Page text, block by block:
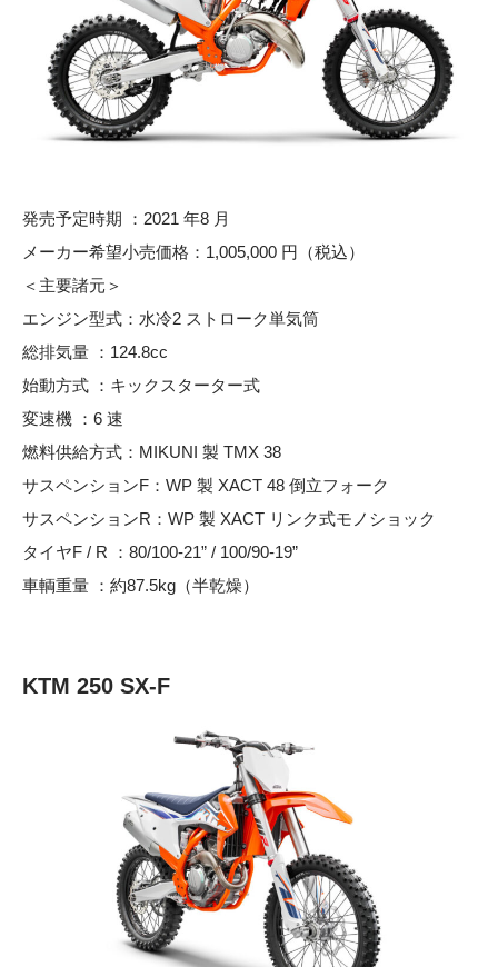
発売予定時期 ：2021 年8 月
メーカー希望小売価格：1,005,000 円（税込）
＜主要諸元＞
エンジン型式：水冷2 ストローク単気筒
総排気量 ：124.8cc
始動方式 ：キックスターター式
変速機 ：6 速
燃料供給方式：MIKUNI 製 TMX 38
サスペンションF：WP 製 XACT 48 倒立フォーク
サスペンションR：WP 製 XACT リンク式モノショック
タイヤF / R ：80/100-21” / 100/90-19”
車輌重量 ：約87.5kg（半乾燥）
KTM 250 SX-F